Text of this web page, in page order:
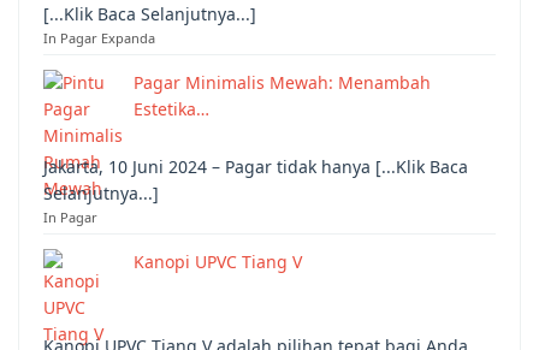
[...Klik Baca Selanjutnya...]
In Pagar Expanda
Pagar Minimalis Mewah: Menambah
Estetika…
Jakarta, 10 Juni 2024 – Pagar tidak hanya [...Klik Baca
Selanjutnya...]
In Pagar
Kanopi UPVC Tiang V